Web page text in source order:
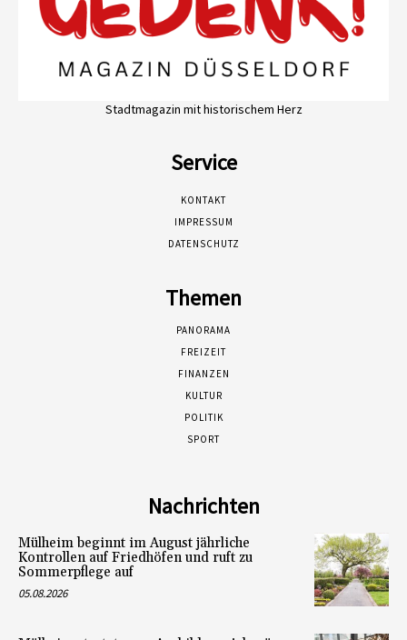
Stadtmagazin mit historischem Herz
Service
KONTAKT
IMPRESSUM
DATENSCHUTZ
Themen
PANORAMA
FREIZEIT
FINANZEN
KULTUR
POLITIK
SPORT
Nachrichten
Mülheim beginnt im August jährliche
Kontrollen auf Friedhöfen und ruft zu
Sommerpflege auf
05.08.2026